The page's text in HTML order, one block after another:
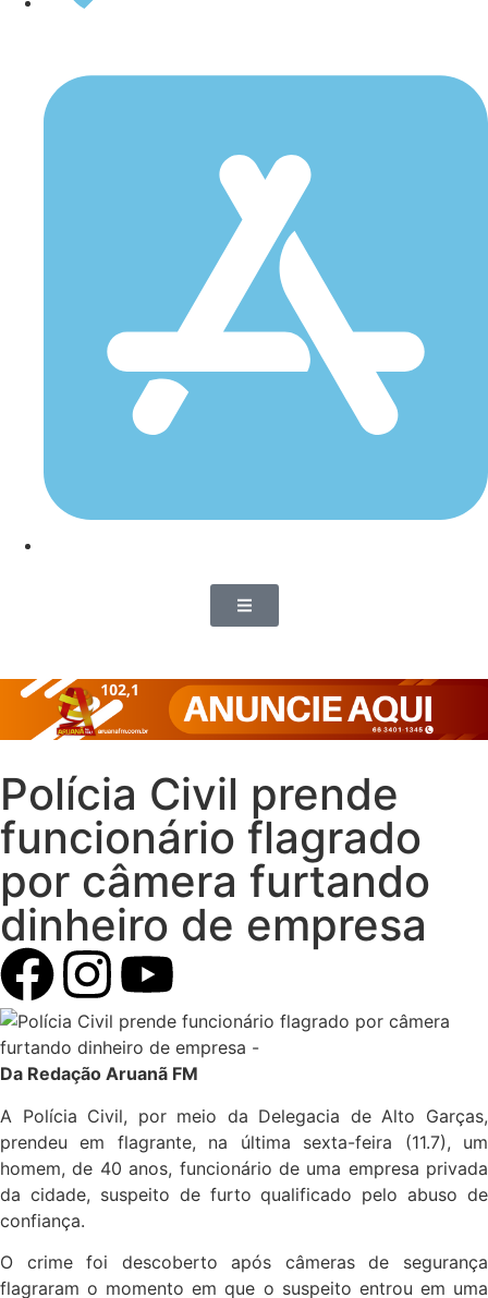
Polícia Civil prende
funcionário flagrado
por câmera furtando
dinheiro de empresa
Da Redação Aruanã FM
A Polícia Civil, por meio da Delegacia de Alto Garças,
prendeu em flagrante, na última sexta-feira (11.7), um
homem, de 40 anos, funcionário de uma empresa privada
da cidade, suspeito de furto qualificado pelo abuso de
confiança.
O crime foi descoberto após câmeras de segurança
flagraram o momento em que o suspeito entrou em uma